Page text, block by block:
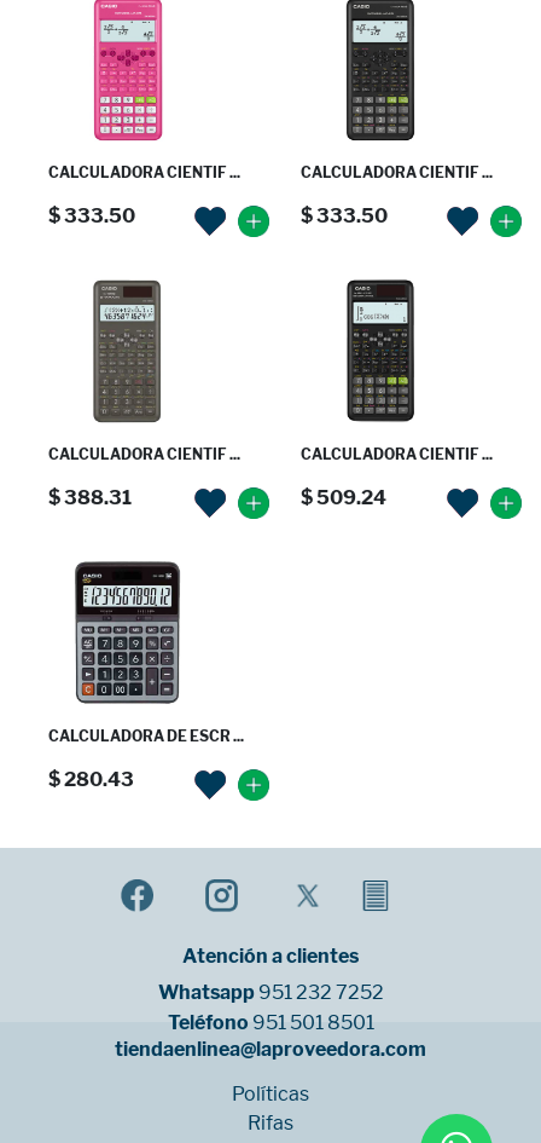
CALCULADORA CIENTIF ...
$ 333.50
CALCULADORA CIENTIF ...
$ 333.50
CALCULADORA CIENTIF ...
$ 388.31
CALCULADORA CIENTIF ...
$ 509.24
CALCULADORA DE ESCR ...
$ 280.43
Atención a clientes
Whatsapp 951 232 7252
Teléfono 951 501 8501
tiendaenlinea@laproveedora.com
Políticas
Rifas